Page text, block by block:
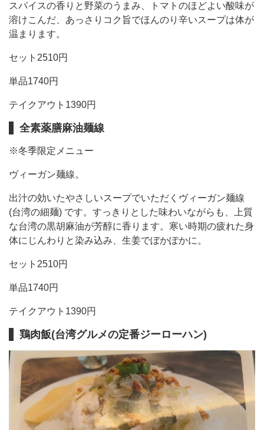
スパイスの香りと野菜のうまみ、トマトのほどよい酸味が
溶けこんだ、あっさりコク旨でほんのり辛いスープは体が
温まります。
セット2510円
単品1740円
テイクアウト1390円
全素薬膳麻油麺線
※冬季限定メニュー
ヴィーガン麺線。
出汁の効いたやさしいスープでいただくヴィーガン麺線
(台湾の細麺) です。すっきりとした味わいながらも、上質
な台湾の黒胡麻油が芳醇に香ります。寒い時期の疲れた身
体にじんわりと染み込み、生姜でぼかぽかに。
セット2510円
単品1740円
テイクアウト1390円
鶏肉飯(台湾グルメの定番ジーローハン)